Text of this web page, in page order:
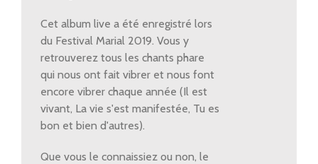
Cet album live a été enregistré lors
du Festival Marial 2019. Vous y
retrouverez tous les chants phare
qui nous ont fait vibrer et nous font
encore vibrer chaque année (Il est
vivant, La vie s'est manifestée, Tu es
bon et bien d'autres).
Que vous le connaissiez ou non, le